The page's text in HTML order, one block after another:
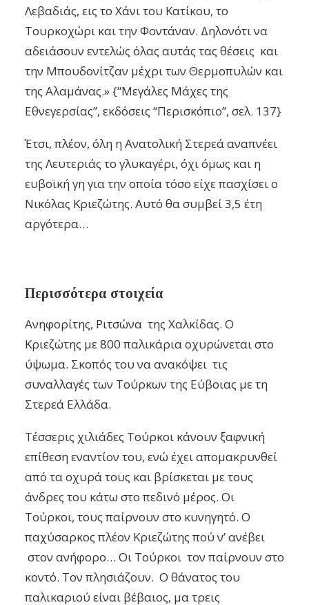
Λεβαδιάς, εις το Χάνι του Κατίκου, το
Τουρκοχώρι και την Φοντάναν. Δηλονότι να
αδειάσουν εντελώς όλας αυτάς τας θέσεις και
την Μπουδονίτζαν μέχρι των Θερμοπυλών και
της Αλαμάνας.» {‘‘Μεγάλες Μάχες της
Εθνεγερσίας’’, εκδόσεις ‘‘Περισκόπιο’’, σελ. 137}
Έτσι, πλέον, όλη η Ανατολική Στερεά αναπνέει
της Λευτεριάς το γλυκαγέρι, όχι όμως και η
ευβοϊκή γη για την οποία τόσο είχε πασχίσει ο
Νικόλας Κριεζώτης. Αυτό θα συμβεί 3,5 έτη
αργότερα…
Περισσότερα στοιχεία
Ανηφορίτης, Ριτσώνα της Χαλκίδας. Ο
Κριεζώτης με 800 παλικάρια οχυρώνεται στο
ύψωμα. Σκοπός του να ανακόψει τις
συναλλαγές των Τούρκων της Εύβοιας με τη
Στερεά Ελλάδα.
Τέσσερις χιλιάδες Τούρκοι κάνουν ξαφνική
επίθεση εναντίον του, ενώ έχει απομακρυνθεί
από τα οχυρά τους και βρίσκεται με τους
άνδρες του κάτω στο πεδινό μέρος. Οι
Τούρκοι, τους παίρνουν στο κυνηγητό. Ο
παχύσαρκος πλέον Κριεζώτης πού ν’ ανέβει
στον ανήφορο… Οι Τούρκοι τον παίρνουν στο
κοντό. Τον πλησιάζουν. Ο θάνατος του
παλικαριού είναι βέβαιος, μα τρεις